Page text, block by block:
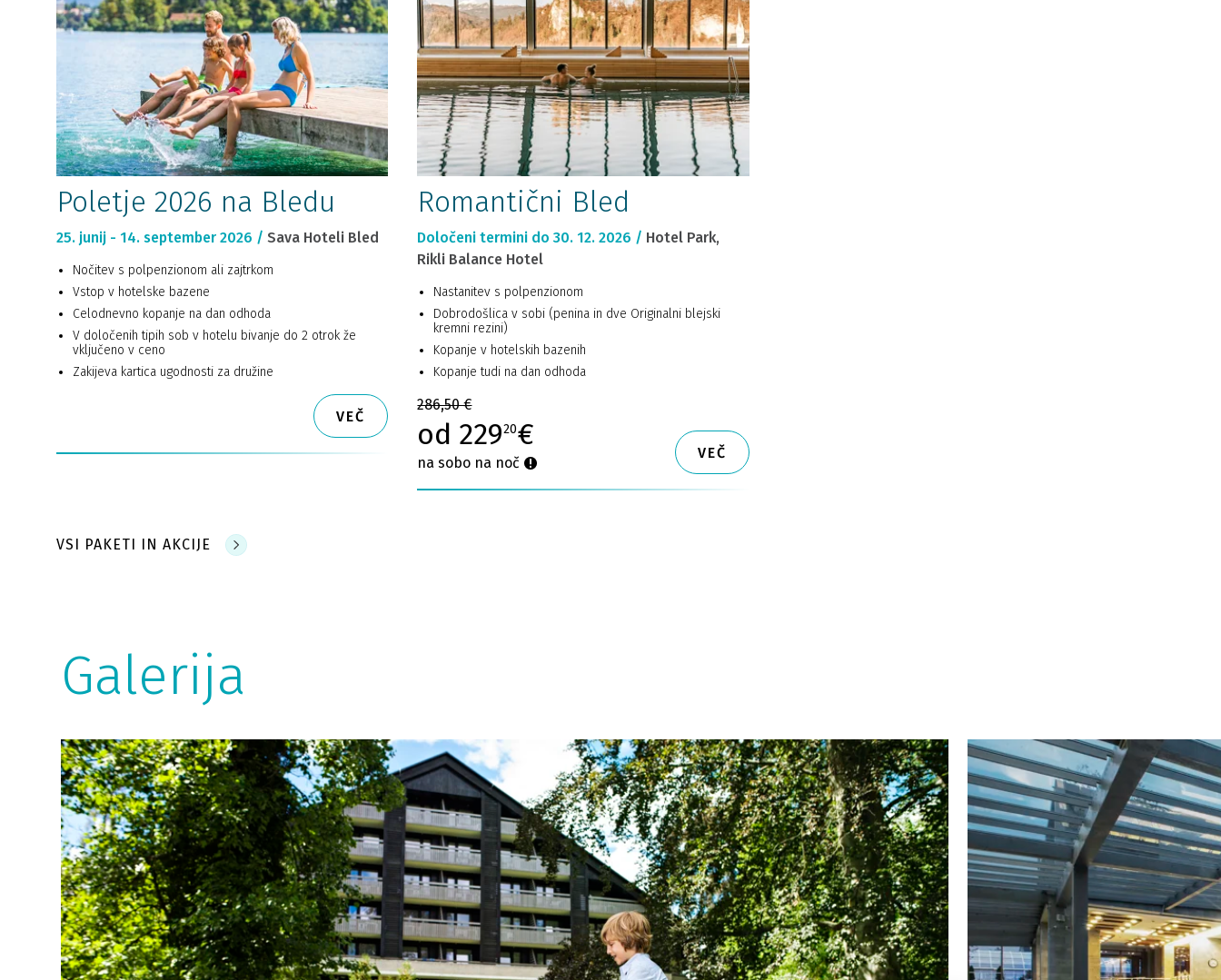
Poletje 2026 na Bledu
25. junij - 14. september 2026 / Sava Hoteli Bled
Nočitev s polpenzionom ali zajtrkom
Vstop v hotelske bazene
Celodnevno kopanje na dan odhoda
V določenih tipih sob v hotelu bivanje do 2 otrok že
vključeno v ceno
Zakijeva kartica ugodnosti za družine
VEČ
Romantični Bled
Določeni termini do 30. 12. 2026 / Hotel Park,
Rikli Balance Hotel
Nastanitev s polpenzionom
Dobrodošlica v sobi (penina in dve Originalni blejski
kremni rezini)
Kopanje v hotelskih bazenih
Kopanje tudi na dan odhoda
286,50 €
od 22920€
na sobo na noč
VEČ
VSI PAKETI IN AKCIJE
Galerija